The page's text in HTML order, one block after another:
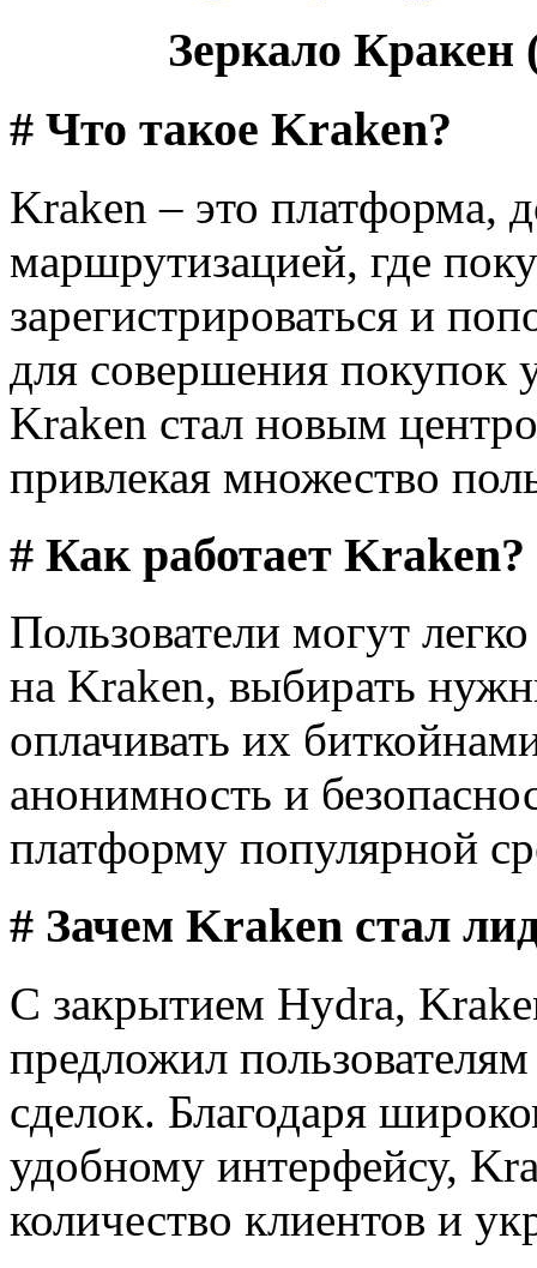
Зеркало Кракен
# Что такое Kraken?
Kraken – это платформа,
маршрутизацией, где
зарегистрироваться и
для совершения покупок
Kraken стал новым
привлекая множество
# Как работает Kraken?
Пользователи могут
на Kraken, выбирать
оплачивать их
анонимность и
платформу популярной
# Зачем Kraken стал
С закрытием Hydra,
предложил
сделок. Благодаря
удобному интерфейсу,
количество клиентов и